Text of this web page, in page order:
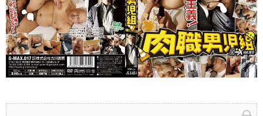
[G-Project]肉職男児組
当前隐藏内容需要支付100熊币 已有224人支付 登
录立刻注册 0 收藏